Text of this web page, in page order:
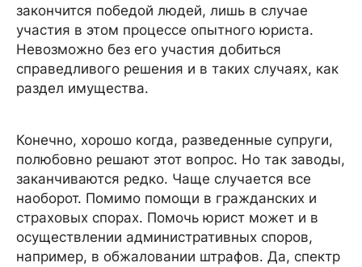
закончится победой людей, лишь в случае
участия в этом процессе опытного юриста.
Невозможно без его участия добиться
справедливого решения и в таких случаях, как
раздел имущества.
Конечно, хорошо когда, разведенные супруги,
полюбовно решают этот вопрос. Но так заводы,
заканчиваются редко. Чаще случается все
наоборот. Помимо помощи в гражданских и
страховых спорах. Помочь юрист может и в
осуществлении административных споров,
например, в обжаловании штрафов. Да, спектр